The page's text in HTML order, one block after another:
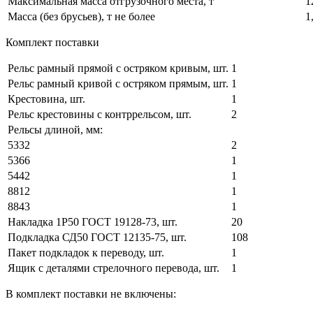
Масса (без брусьев), т не более
Комплект поставки
Рельс рамный прямой с остряком кривым, шт. 1
Рельс рамный кривой с остряком прямым, шт. 1
Крестовина, шт.
1
Рельс крестовины с контррельсом, шт.
2
Рельсы длиной, мм:
5332
2
5366
1
5442
1
8812
1
8843
1
Накладка 1Р50 ГОСТ 19128-73, шт.
20
Подкладка СД50 ГОСТ 12135-75, шт.
108
Пакет подкладок к переводу, шт.
1
Ящик с деталями стрелочного перевода, шт.
1
В комплект поставки не включены: